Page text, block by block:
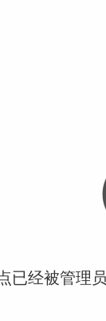
已经被管理